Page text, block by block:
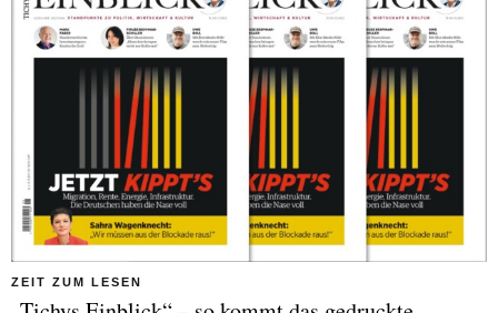
ZEIT ZUM LESEN